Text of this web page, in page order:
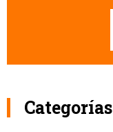
Categorías